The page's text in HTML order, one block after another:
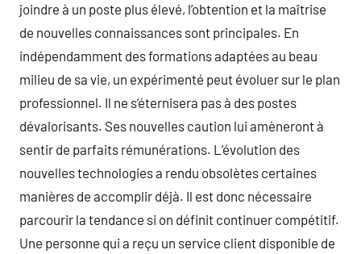
joindre à un poste plus élevé, l’obtention et la maîtrise
de nouvelles connaissances sont principales. En
indépendamment des formations adaptées au beau
milieu de sa vie, un expérimenté peut évoluer sur le plan
professionnel. Il ne s’éternisera pas à des postes
dévalorisants. Ses nouvelles caution lui amèneront à
sentir de parfaits rémunérations. L’évolution des
nouvelles technologies a rendu obsolètes certaines
manières de accomplir déjà. Il est donc nécessaire
parcourir la tendance si on définit continuer compétitif.
Une personne qui a reçu un service client disponible de